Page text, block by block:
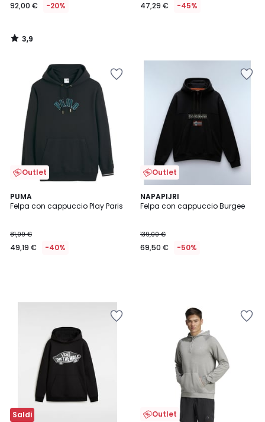
92,00 € -20%
3,9
/
47,29 € -45%
Outlet
PUMA
Felpa con cappuccio Play Paris
81,99 €
49,19 € -40%
Outlet
NAPAPIJRI
Felpa con cappuccio Burgee
139,00 €
69,50 € -50%
Saldi Outlet